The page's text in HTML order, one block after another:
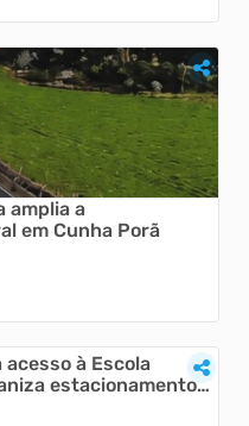
amplia a
em Cunha Porã
à Escola
estacionamento